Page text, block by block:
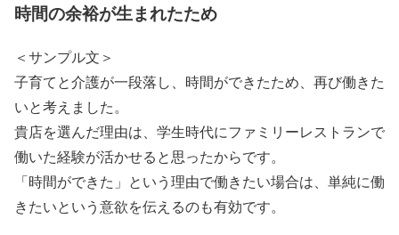
時間の余裕が生まれたため
＜サンプル文＞
子育てと介護が一段落し、時間ができたため、再び働きた
いと考えました。
貴店を選んだ理由は、学生時代にファミリーレストランで
働いた経験が活かせると思ったからです。
「時間ができた」という理由で働きたい場合は、単純に働
きたいという意欲を伝えるのも有効です。